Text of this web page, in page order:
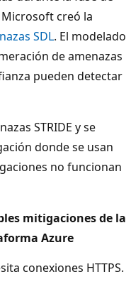
creó la
SDL. El modelado
de amenazas
pueden detectar
STRIDE y se
donde se usan
no funcionan
mitigaciones de la
Azure
conexiones HTTPS.